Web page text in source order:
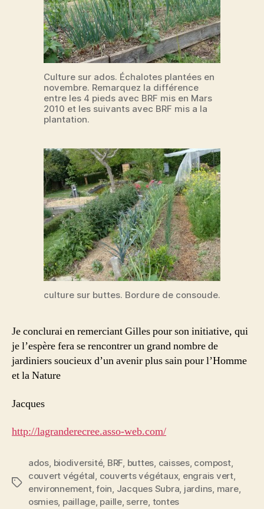
Culture sur ados. Échalotes plantées en
novembre. Remarquez la différence
entre les 4 pieds avec BRF mis en Mars
2010 et les suivants avec BRF mis a la
plantation.
culture sur buttes. Bordure de consoude.
Je conclurai en remerciant Gilles pour son initiative, qui
je l’espère fera se rencontrer un grand nombre de
jardiniers soucieux d’un avenir plus sain pour l’Homme
et la Nature
Jacques
http://lagranderecree.asso-web.com/
Étiquettes
ados, biodiversité, BRF, buttes, caisses, compost,
couvert végétal, couverts végétaux, engrais vert,
environnement,foin, Jacques Subra, jardins, mare,
osmies, paillage, paille, serre, tontes